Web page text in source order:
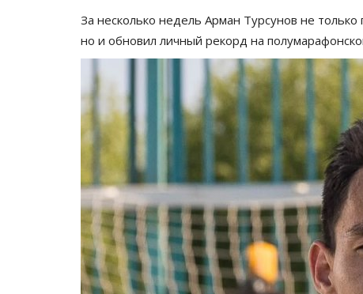
За несколько недель Арман Турсунов не
но и обновил личный рекорд на
29 июля в Павлодарской
будет по-прежнему дождливо
80
Скорость ветра составит 9-14 метров в
отдельных районах порывы усилятся...